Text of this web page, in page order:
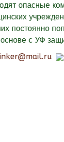
опасные
постоянно
с УФ